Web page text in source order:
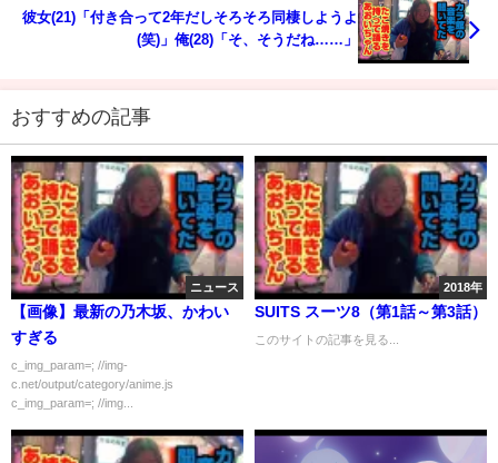
彼女(21)「付き合って2年だしそろそろ同棲しようよ
(笑)」俺(28)「そ、そうだね……」
おすすめの記事
ニュース
【画像】最新の乃木坂、かわい
すぎる
c_img_param=; //img-
c.net/output/category/anime.js
c_img_param=; //img...
2018年
SUITS スーツ8（第1話～第3話）
このサイトの記事を見る...